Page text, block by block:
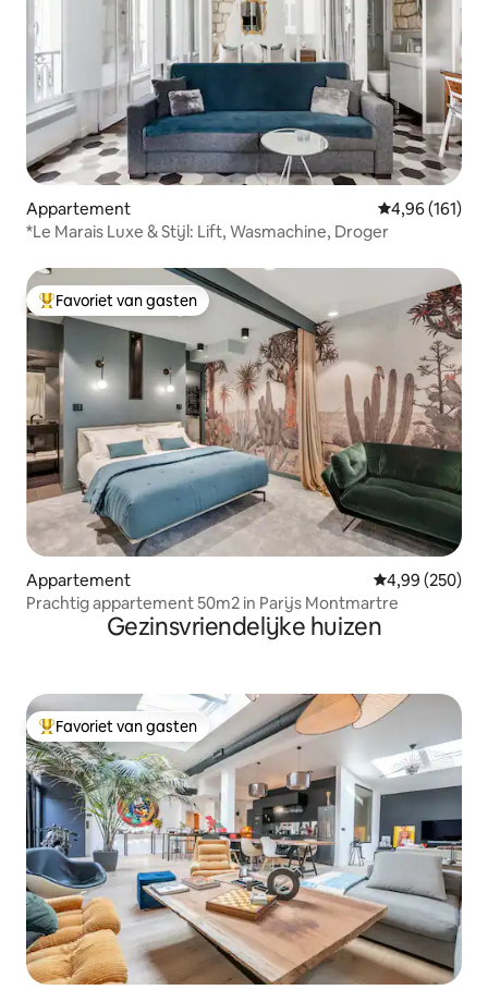
Appartement Gemiddelde
4,96 (161)
*Le Marais Luxe & Stijl: Lift, Wasmachine, Droger
Topfavoriet van gasten
Favoriet van gasten
Appartement Gemiddelde
4,99 (250)
Prachtig appartement 50m2 in Parijs Montmartre
Gezinsvriendelijke huizen
Topfavoriet van gasten
Favoriet van gasten